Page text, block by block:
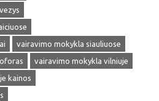
vairavimo mokykla siauliuose
vairavimo mokykla vilniuje
kainos